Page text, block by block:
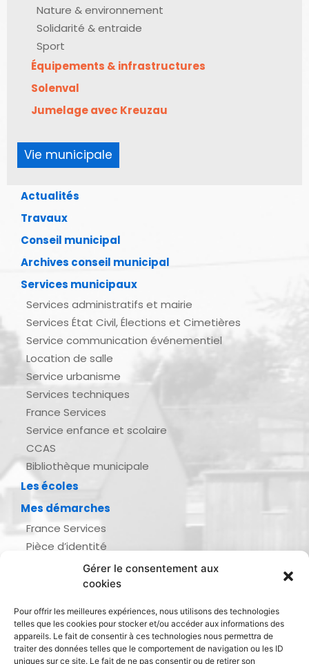
Gérer le consentement aux
cookies
Pour offrir les meilleures expériences, nous utilisons des technologies
telles que les cookies pour stocker et/ou accéder aux informations des
appareils. Le fait de consentir à ces technologies nous permettra de
traiter des données telles que le comportement de navigation ou les ID
uniques sur ce site. Le fait de ne pas consentir ou de retirer son
Nature & environnement
Solidarité & entraide
Sport
Équipements & infrastructures
Solenval
Jumelage avec Kreuzau
Vie municipale
Actualités
Travaux
Conseil municipal
Archives conseil municipal
Services municipaux
Services administratifs et mairie
Services État Civil, Élections et Cimetières
Service communication événementiel
Location de salle
Service urbanisme
Services techniques
France Services
Service enfance et scolaire
CCAS
Bibliothèque municipale
Les écoles
Mes démarches
France Services
Pièce d’identité
Demande d’actes d’état civil
Inscription listes électorales
Recensement militaire
Le journal de ma ville